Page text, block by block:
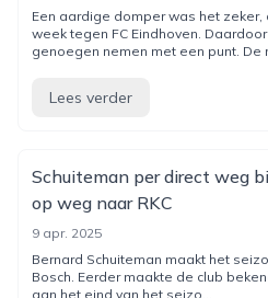
Een aardige domper was het
week tegen FC Eindhoven.
genoegen nemen met een punt. De
Lees verder
Schuiteman per direct weg
op weg naar RKC
9 apr. 2025
Bernard Schuiteman maakt het
Bosch. Eerder maakte de club
aan het eind van het seizo...